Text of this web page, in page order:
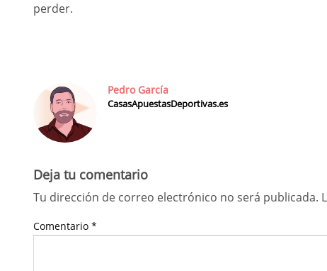
perder.
Pedro García
CasasApuestasDeportivas.es
Deja tu comentario
Tu dirección de correo electrónico no será publicada.
Comentario *